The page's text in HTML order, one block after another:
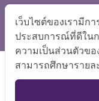
แผนผังเว็บไซต์
เว็บไซต์ของเรามี
ประสบการณ์ที่ดีใน
ความเป็นส่วนตัวข
สามารถศึกษารายล